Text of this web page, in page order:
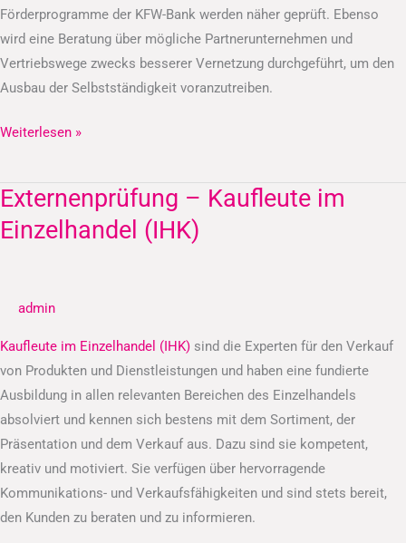
Förderprogramme der KFW-Bank werden näher geprüft. Ebenso
wird eine Beratung über mögliche Partnerunternehmen und
Vertriebswege zwecks besserer Vernetzung durchgeführt, um den
Ausbau der Selbstständigkeit voranzutreiben.
Weiterlesen »
Externenprüfung – Kaufleute im
Einzelhandel (IHK)
admin
Kaufleute im Einzelhandel (IHK) sind die Experten für den Verkauf
von Produkten und Dienstleistungen und haben eine fundierte
Ausbildung in allen relevanten Bereichen des Einzelhandels
absolviert und kennen sich bestens mit dem Sortiment, der
Präsentation und dem Verkauf aus. Dazu sind sie kompetent,
kreativ und motiviert. Sie verfügen über hervorragende
Kommunikations- und Verkaufsfähigkeiten und sind stets bereit,
den Kunden zu beraten und zu informieren.
Externenprüfung
–
Kaufleute
(IHK)